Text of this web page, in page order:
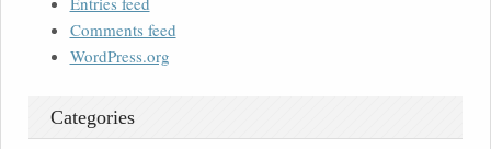
Comments feed
WordPress.org
Categories